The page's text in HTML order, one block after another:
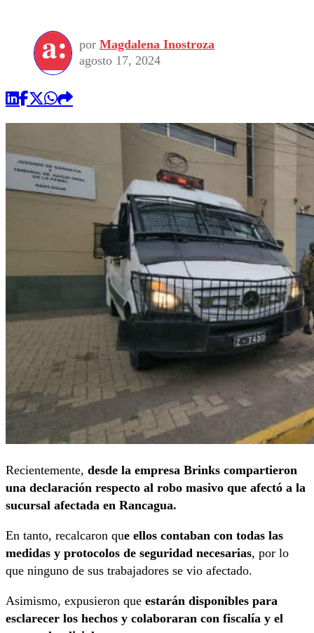
por Magdalena Inostroza
agosto 17, 2024
Recientemente, desde la empresa Brinks compartieron
una declaración respecto al robo masivo que afectó a la
sucursal afectada en Rancagua.
En tanto, recalcaron que ellos contaban con todas las
medidas y protocolos de seguridad necesarias, por lo
que ninguno de sus trabajadores se vio afectado.
Asimismo, expusieron que estarán disponibles para
esclarecer los hechos y colaboraran con fiscalía y el